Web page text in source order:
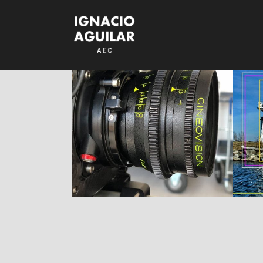
Guía de Ópticas
de Cine (VI):
Juegos de Lentes
Full Frame
ARTÍCULOS